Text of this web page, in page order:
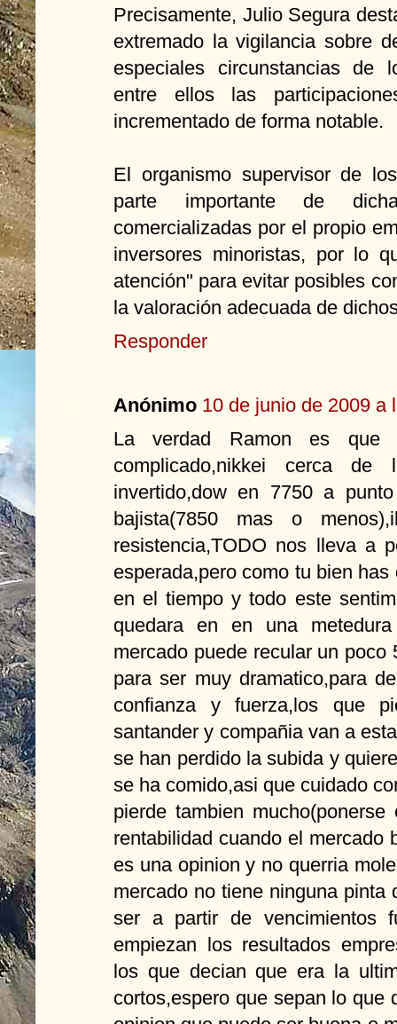
Precisamente, Julio Segura
extremado la vigilancia sobre
especiales circunstancias de
entre ellos las
incrementado de forma notable.
El organismo supervisor de
parte importante de
comercializadas por el propio
inversores minoristas, por lo
atención" para evitar posibles
la valoración adecuada de
Responder
Anónimo 10 de junio de 2009 a
La verdad Ramon es
complicado,nikkei cerca de
invertido,dow en 7750 a
bajista(7850 mas o
resistencia,TODO nos lleva a
esperada,pero como tu bien
en el tiempo y todo este
quedara en en una
mercado puede recular un
para ser muy dramatico,para
confianza y fuerza,los que
santander y compañia van a
se han perdido la subida y
se ha comido,asi que cuidado
pierde tambien
rentabilidad cuando el mercado
es una opinion y no querria
mercado no tiene ninguna pinta
ser a partir de vencimientos
empiezan los resultados
los que decian que era la
cortos,espero que sepan lo que